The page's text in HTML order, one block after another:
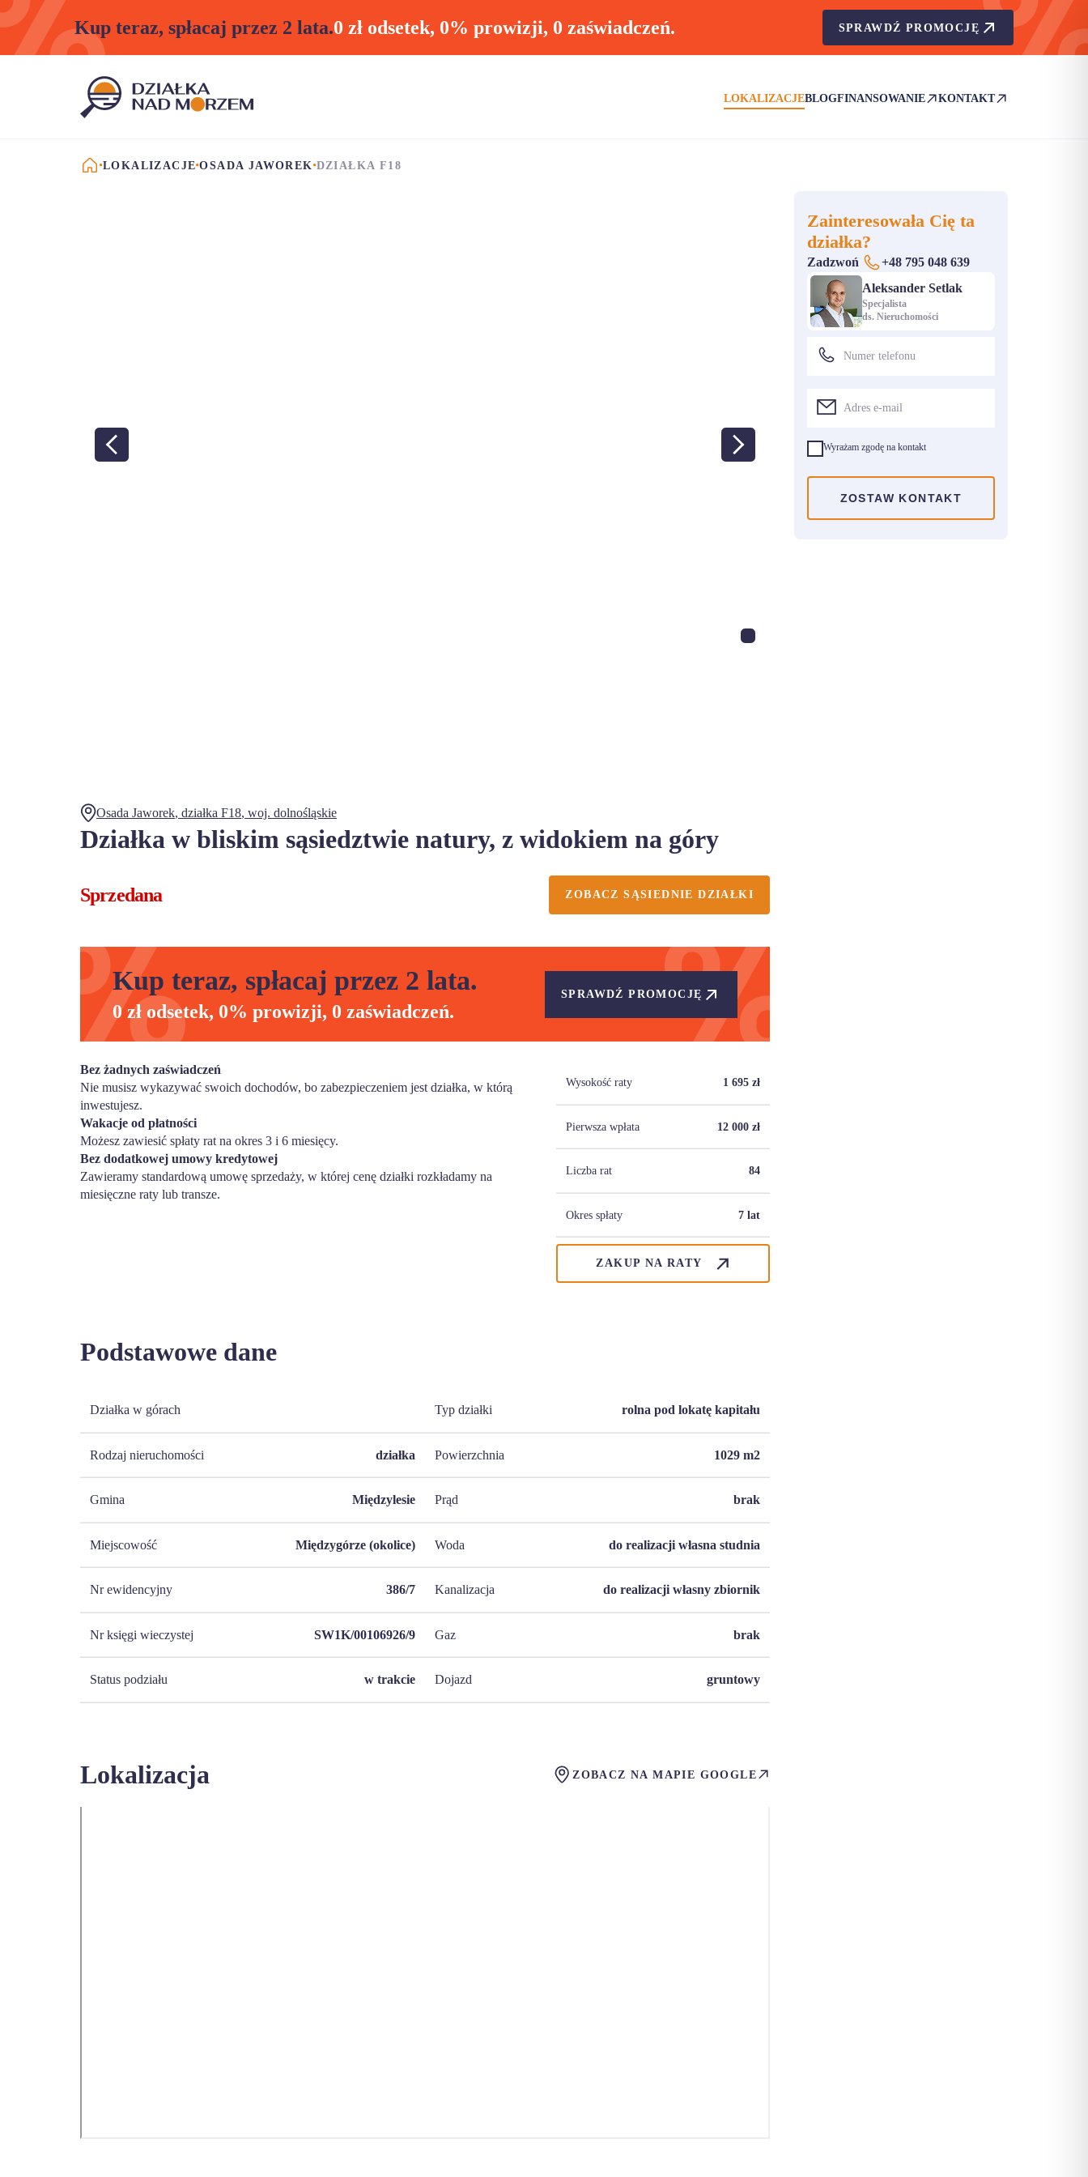
Kup teraz, spłacaj przez 2 lata.0 zł odsetek, 0% prowizji, 0 zaświadczeń. SPRAWDŹ PROMOCJĘ
LOKALIZACJEBLOGFINANSOWANIE
(OTWIERA SIĘ W NOWEJ KARCIE)
KONTAKT
(OTWIERA SIĘ W NOWEJ
STRONA GŁÓWNA
LOKALIZACJE OSADA JAWOREK DZIAŁKA F18
Osada Jaworek, działka F18, woj. dolnośląskie
Działka w bliskim sąsiedztwie natury, z widokiem na góry
Sprzedana ZOBACZ SĄSIEDNIE DZIAŁKI
Kup teraz, spłacaj przez 2 lata.
0 zł odsetek, 0% prowizji, 0 zaświadczeń.
SPRAWDŹ PROMOCJĘ
Bez żadnych zaświadczeń
Nie musisz wykazywać swoich dochodów, bo zabezpieczeniem jest działka, w którą
inwestujesz.
Wakacje od płatności
Możesz zawiesić spłaty rat na okres 3 i 6 miesięcy.
Bez dodatkowej umowy kredytowej
Zawieramy standardową umowę sprzedaży, w której cenę działki rozkładamy na
miesięczne raty lub transze.
Wysokość raty 1 695 zł
Pierwsza wpłata 12 000 zł
Liczba rat 84
Okres spłaty 7 lat
ZAKUP NA RATY
Podstawowe dane
Działka w górach
Rodzaj nieruchomości działka
Gmina Międzylesie
Miejscowość Międzygórze (okolice)
Nr ewidencyjny 386/7
Nr księgi wieczystej SW1K/00106926/9
Status podziału w trakcie
Typ działki rolna pod lokatę kapitału
Powierzchnia 1029 m2
Prąd brak
Woda do realizacji własna studnia
Kanalizacja do realizacji własny zbiornik
Gaz brak
Dojazd gruntowy
Lokalizacja ZOBACZ NA MAPIE GOOGLE
Zainteresowała Cię ta
działka?
Zadzwoń
+48 795 048 639
Aleksander Setlak
Specjalista
ds. Nieruchomości
Wyrażam zgodę na kontakt